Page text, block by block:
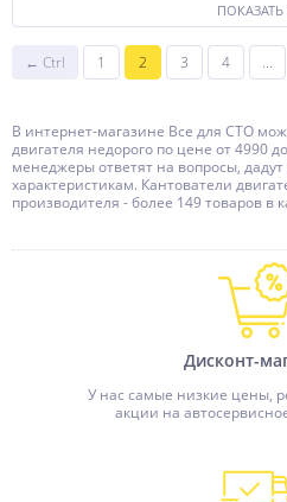
← Ctrl 1 2 3 4 ...
В интернет-магазине Все для СТО
двигателя недорого по цене от 4990
менеджеры ответят на вопросы,
характеристикам. Кантователи
производителя - более 149 товаров в
Дисконт-
У нас самые низкие цены,
акции на